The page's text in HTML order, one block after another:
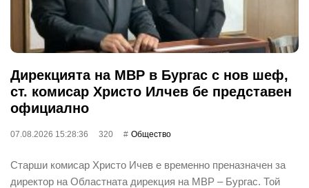
Дирекцията на МВР в Бургас с нов шеф,
ст. комисар Христо Илчев бе представен
официално
07.08.2026 15:28:36 320 Общество
Старши комисар Христо Ичев е временно преназначен за
директор на Областната дирекция на МВР – Бургас. Той